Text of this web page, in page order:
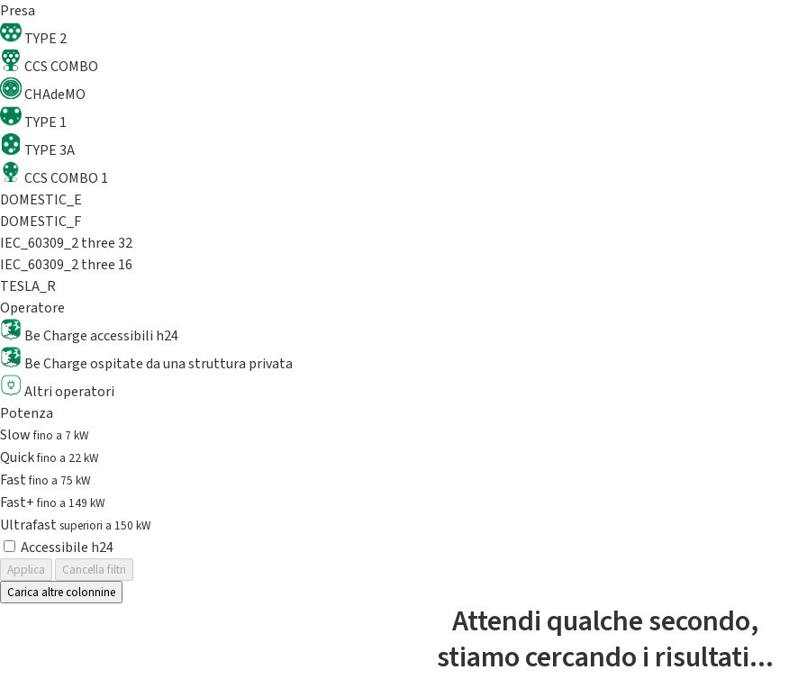
Presa
TYPE 2
CCS COMBO
CHAdeMO
TYPE 1
TYPE 3A
CCS COMBO 1
DOMESTIC_E
DOMESTIC_F
IEC_60309_2 three 32
IEC_60309_2 three 16
TESLA_R
Operatore
Be Charge accessibili h24
Be Charge ospitate da una struttura privata
Altri operatori
Potenza
Slowfino a 7 kW
Quickfino a 22 kW
Fastfino a 75 kW
Fast+fino a 149 kW
Ultrafast superiori a 150 kW
Accessibile h24
Applica
Cancella filtri
Carica altre colonnine
Attendi qualche secondo,
stiamo cercando i risultati...